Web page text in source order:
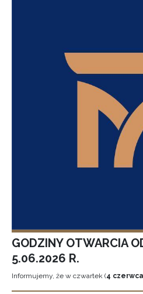
GODZINY OTWARCIA
5.06.2026 R.
Informujemy, że w czwartek (4